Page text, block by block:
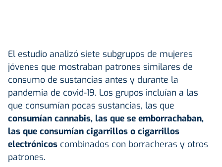
El estudio analizó siete subgrupos de mujeres
jóvenes que mostraban patrones similares de
consumo de sustancias antes y durante la
pandemia de covid-19. Los grupos incluían a las
que consumían pocas sustancias, las que
consumían cannabis, las que se emborrachaban,
las que consumían cigarrillos o cigarrillos
electrónicos combinados con borracheras y otros
patrones.